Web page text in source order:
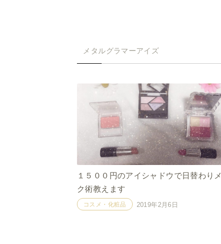
メタルグラマーアイズ
１５００円のアイシャドウで日替わり
ク術教えます
コスメ・化粧品 2019年2月6日